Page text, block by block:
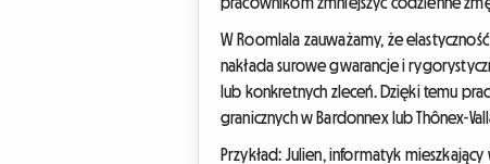
W Roomlala zauważamy, że
nakłada surowe gwarancje i
lub konkretnych zleceń. Dzięki temu
granicznych w Bardonnex lub Thônex-
Przykład: Julien, informatyk